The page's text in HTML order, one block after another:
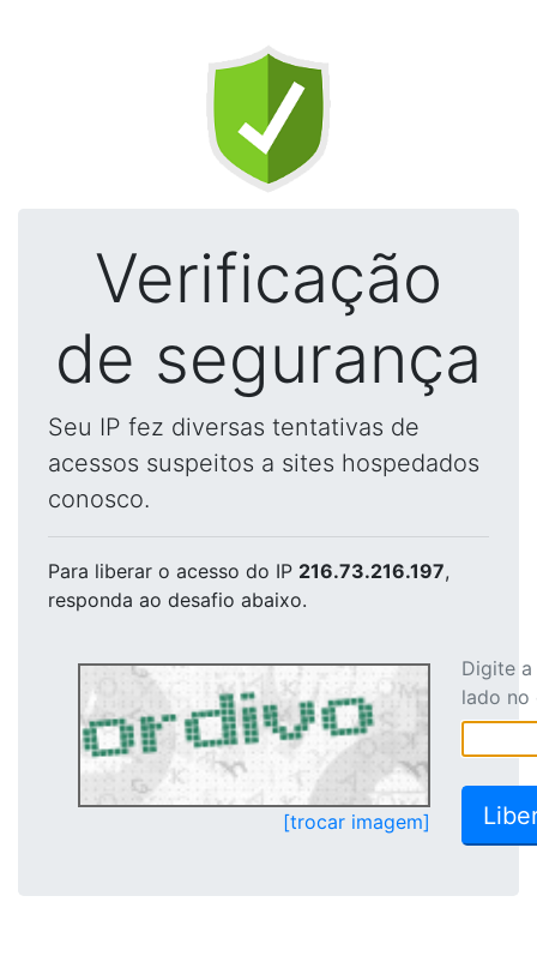
Verificação
de segurança
Seu IP fez diversas tentativas de
acessos suspeitos a sites hospedados
conosco.
Para liberar o acesso do IP 216.73.216.197,
responda ao desafio abaixo.
[trocar imagem]
Digite
lado no